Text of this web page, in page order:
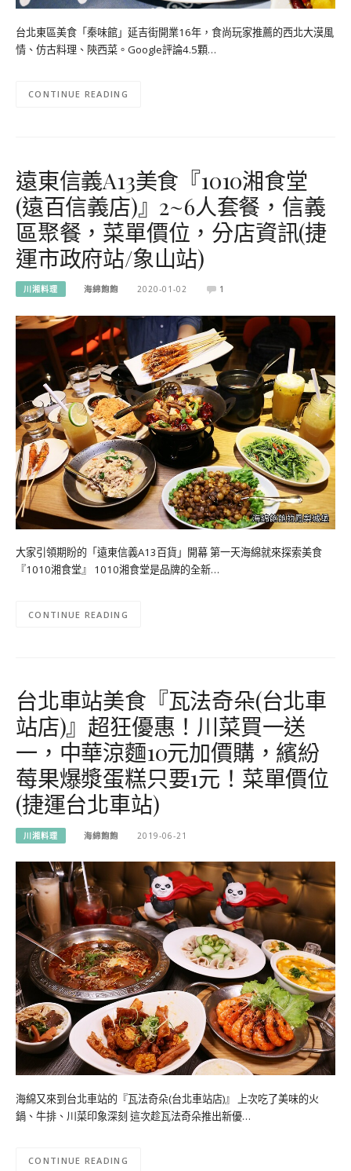
台北東區美食「秦味館」延吉街開業16年，食尚玩家推薦的西北大漠風
情、仿古料理、陝西菜。Google評論4.5顆…
CONTINUE READING
遠東信義A13美食『1010湘食堂
(遠百信義店)』2~6人套餐，信義
區聚餐，菜單價位，分店資訊(捷
運市政府站/象山站)
川湘料理 海綿飽飽 2020-01-02 1
大家引領期盼的「遠東信義A13百貨」開幕 第一天海綿就來探索美食
『1010湘食堂』 1010湘食堂是品牌的全新…
CONTINUE READING
台北車站美食『瓦法奇朵(台北車
站店)』超狂優惠！川菜買一送
一，中華涼麵10元加價購，繽紛
莓果爆漿蛋糕只要1元！菜單價位
(捷運台北車站)
川湘料理 海綿飽飽 2019-06-21
海綿又來到台北車站的『瓦法奇朵(台北車站店)』 上次吃了美味的火
鍋、牛排、川菜印象深刻 這次趁瓦法奇朵推出新優…
CONTINUE READING